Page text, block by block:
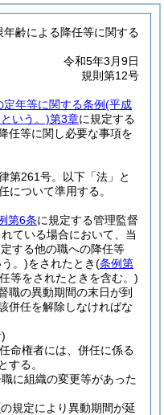
齢による降任等に関する
令和5年3月9日
規則第12号
年等に関する条例(平成
いう。)第3章に規定する
任等に関し必要な事項を
第261号。以下「法」と
について準用する。
第6条に規定する管理監督
ている場合において、当
する他の職への降任等
。)をされたとき(条例第
等をされたときを含む。)
職の異動期間の末日が到
併任を解除しなければな
命権者には、併任に係る
する。
に組織の変更等があった
の規定により異動期間が延